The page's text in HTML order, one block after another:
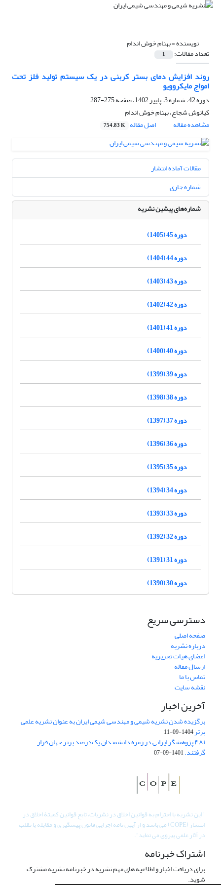
نویسنده =بهنام خوش اندام
تعداد مقالات: 1
روند افزایش دمای بستر کربنی در یک سیستم تولید فلز تحت
امواج مایکروویو
دوره 42، شماره 3، پاییز 1402، صفحه
275-287
کیانوش شجاع، بهنام خوش اندام
مشاهده مقاله
اصل مقاله 754.83 K
مقالات آماده انتشار
شماره جاری
شماره‌های پیشین نشریه
دوره 45 (1405)
دوره 44 (1404)
دوره 43 (1403)
دوره 42 (1402)
دوره 41 (1401)
دوره 40 (1400)
دوره 39 (1399)
دوره 38 (1398)
دوره 37 (1397)
دوره 36 (1396)
دوره 35 (1395)
دوره 34 (1394)
دوره 33 (1393)
دوره 32 (1392)
دوره 31 (1391)
دوره 30 (1390)
دسترسی سریع
صفحه اصلی
درباره نشریه
اعضای هیات تحریریه
ارسال مقاله
تماس با ما
نقشه سایت
آخرین اخبار
برگزیده شدن نشریه شیمی و مهندسی شیمی ایران به عنوان نشریه علمی
برتر1404-09-11
۴۸۱ پژوهشگر ایرانی در زمره دانشمندان یک‌درصد برتر جهان قرار
گرفتند.1401-09-07
"این نشریه با احترام به قوانین اخلاق در نشریات، تابع قوانین کمیتۀ اخلاق در
انتشار (COPE) می باشد و از آیین نامه اجرایی قانون پیشگیری و مقابله با تقلب
در آثار علمی پیروی می نماید".
اشتراک خبرنامه
برای دریافت اخبار و اطلاعیه های مهم نشریه در خبرنامه نشریه مشترک
شوید.